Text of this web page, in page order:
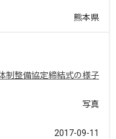
熊本県
制整備協定締結式の様子
写真
2017-09-11